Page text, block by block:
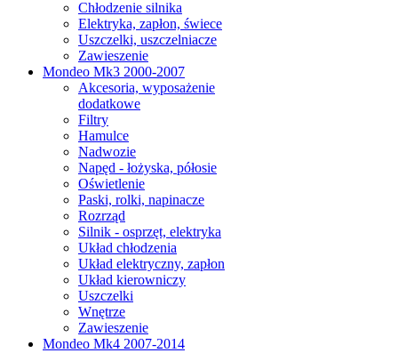
Chłodzenie silnika
Elektryka, zapłon, świece
Uszczelki, uszczelniacze
Zawieszenie
Mondeo Mk3 2000-2007
Akcesoria, wyposażenie
dodatkowe
Filtry
Hamulce
Nadwozie
Napęd - łożyska, półosie
Oświetlenie
Paski, rolki, napinacze
Rozrząd
Silnik - osprzęt, elektryka
Układ chłodzenia
Układ elektryczny, zapłon
Układ kierowniczy
Uszczelki
Wnętrze
Zawieszenie
Mondeo Mk4 2007-2014